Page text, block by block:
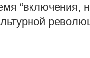
“включения,